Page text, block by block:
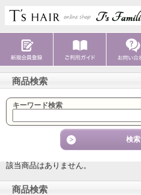
商品検索
キーワード検索
該当商品はありません。
商品検索